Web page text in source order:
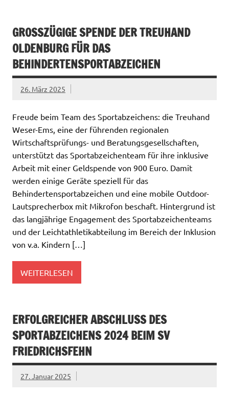
GROSSZÜGIGE SPENDE DER TREUHAND O
LDENBURG FÜR DAS B
EHINDERTENSPORTABZEICHEN
26. März 2025
Freude beim Team des Sportabzeichens: die Treuhand
Weser-Ems, eine der führenden regionalen
Wirtschaftsprüfungs- und Beratungsgesellschaften,
unterstützt das Sportabzeichenteam für ihre inklusive
Arbeit mit einer Geldspende von 900 Euro. Damit
werden einige Geräte speziell für das
Behindertensportabzeichen und eine mobile Outdoor-
Lautsprecherbox mit Mikrofon beschaft. Hintergrund ist
das langjährige Engagement des Sportabzeichenteams
und der Leichtathletikabteilung im Bereich der Inklusion
von v.a. Kindern […]
WEITERLESEN
ERFOLGREICHER ABSCHLUSS DES
SPORTABZEICHENS 2024 BEIM SV
FRIEDRICHSFEHN
27. Januar 2025